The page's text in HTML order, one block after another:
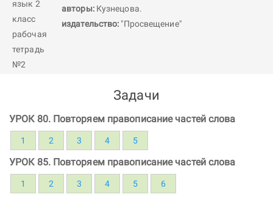
авторы: Кузнецова.
издательство: "Просвещение"
Задачи
УРОК 80. Повторяем правописание частей слова
1 2 3 4 5
УРОК 85. Повторяем правописание частей слова
1 2 3 4 5 6